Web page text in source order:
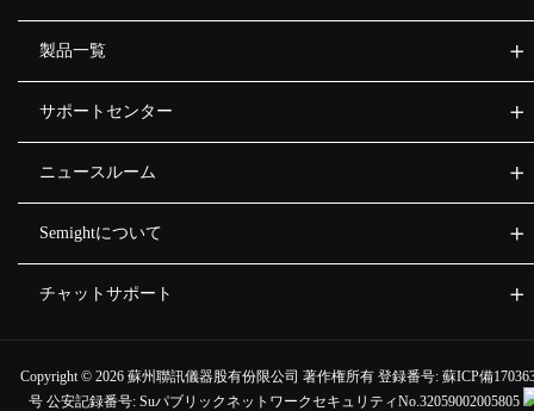
製品一覧
サポートセンター
ニュースルーム
Semightについて
チャットサポート
Copyright © 2026 蘇州聯訊儀器股有份限公司 著作権所有 登録番号: 蘇ICP備
号 公安記録番号:SuパブリックネットワークセキュリティNo.32059002005805